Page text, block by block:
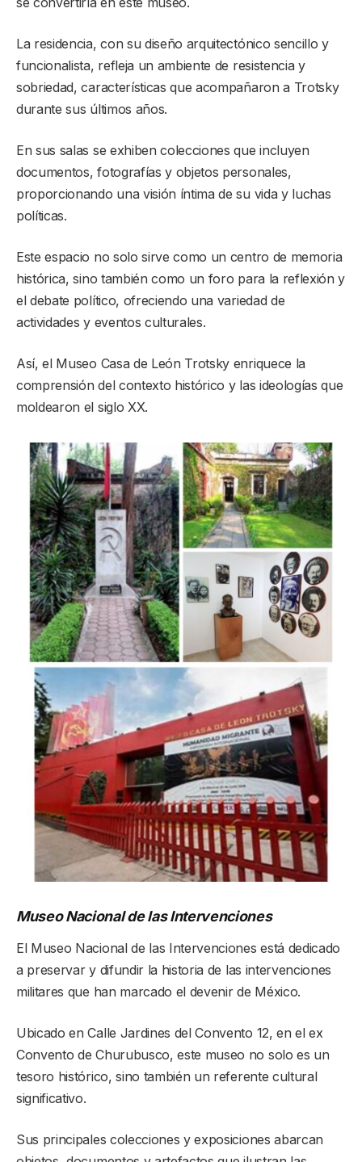
La residencia, con su diseño arquitectónico sencillo y
funcionalista, refleja un ambiente de resistencia y
sobriedad, características que acompañaron a Trotsky
durante sus últimos años.
En sus salas se exhiben colecciones que incluyen
documentos, fotografías y objetos personales,
proporcionando una visión íntima de su vida y luchas
políticas.
Este espacio no solo sirve como un centro de memoria
histórica, sino también como un foro para la reflexión y
el debate político, ofreciendo una variedad de
actividades y eventos culturales.
Así, el Museo Casa de León Trotsky enriquece la
comprensión del contexto histórico y las ideologías que
moldearon el siglo XX.
Museo Nacional de las Intervenciones
El Museo Nacional de las Intervenciones está dedicado
a preservar y difundir la historia de las intervenciones
militares que han marcado el devenir de México.
Ubicado en Calle Jardines del Convento 12, en el ex
Convento de Churubusco, este museo no solo es un
tesoro histórico, sino también un referente cultural
significativo.
Sus principales colecciones y exposiciones abarcan